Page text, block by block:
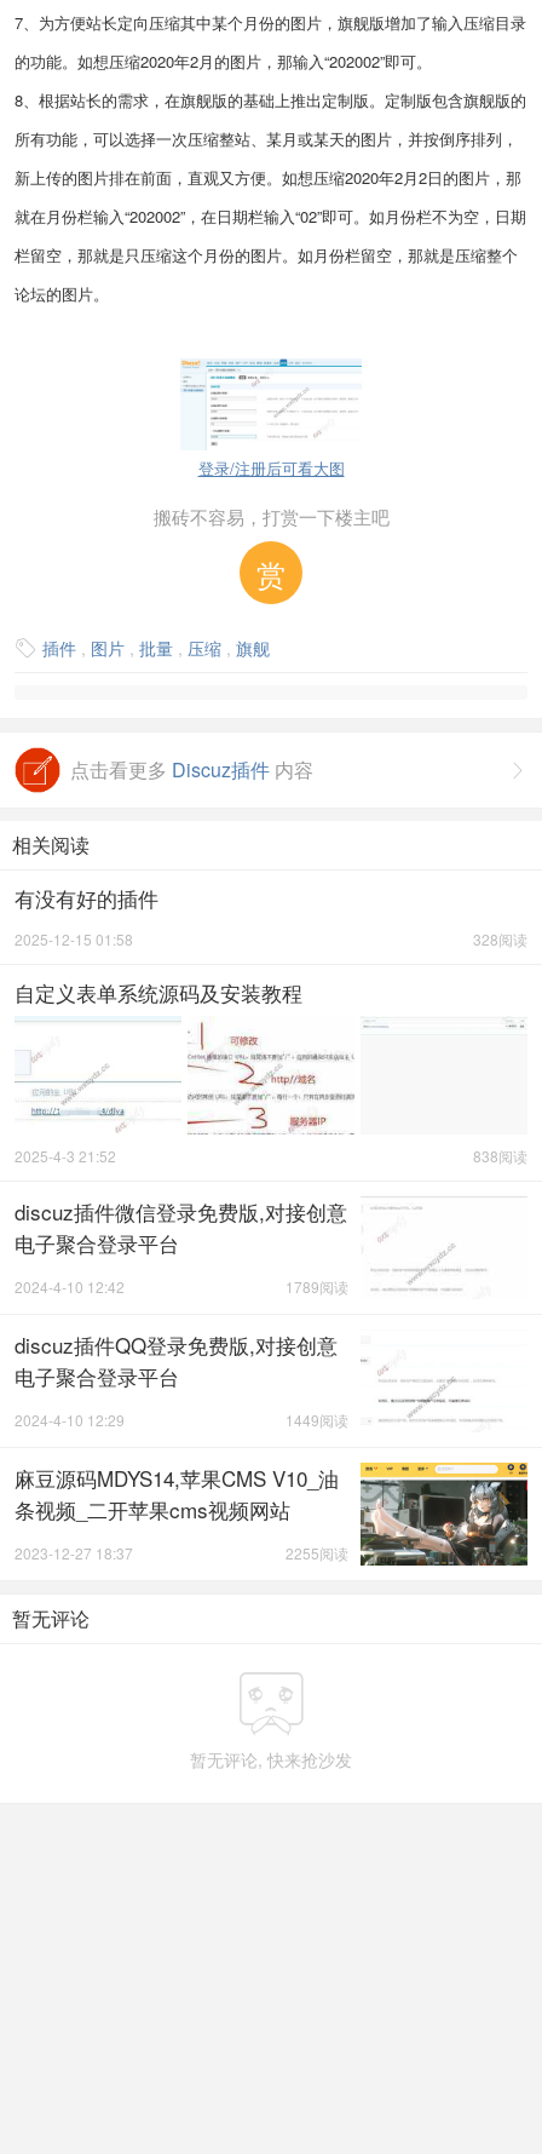
7、为方便站长定向压缩其中某个月份的图片，旗舰版增加了输入压缩目录
的功能。如想压缩2020年2月的图片，那输入“202002”即可。
8、根据站长的需求，在旗舰版的基础上推出定制版。定制版包含旗舰版的
所有功能，可以选择一次压缩整站、某月或某天的图片，并按倒序排列，
新上传的图片排在前面，直观又方便。如想压缩2020年2月2日的图片，那
就在月份栏输入“202002”，在日期栏输入“02”即可。如月份栏不为空，日期
栏留空，那就是只压缩这个月份的图片。如月份栏留空，那就是压缩整个
论坛的图片。
登录/注册后可看大图
搬砖不容易，打赏一下楼主吧
赏
 插件 , 图片 , 批量 , 压缩 , 旗舰

点击看更多 Discuz插件 内容
相关阅读
有没有好的插件
328阅读
2025-12-15 01:58
自定义表单系统源码及安装教程
838阅读
2025-4-3 21:52
discuz插件微信登录免费版,对接创意
电子聚合登录平台
1789阅读
2024-4-10 12:42
discuz插件QQ登录免费版,对接创意
电子聚合登录平台
1449阅读
2024-4-10 12:29
麻豆源码MDYS14,苹果CMS V10_油
条视频_二开苹果cms视频网站
2255阅读
2023-12-27 18:37
暂无评论

暂无评论, 快来抢沙发